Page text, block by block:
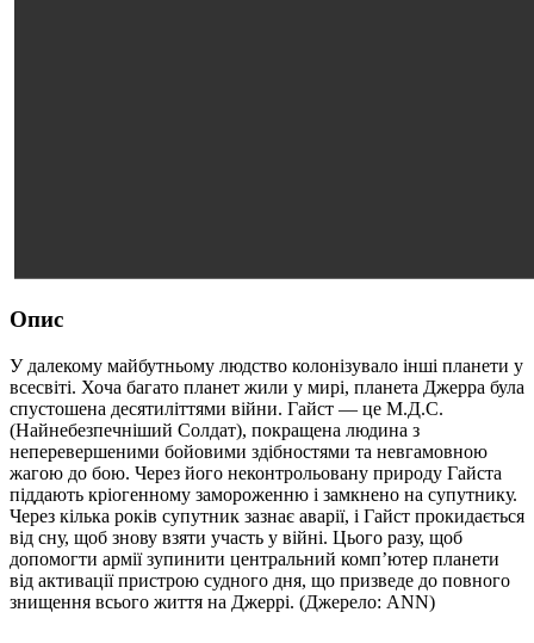
Опис
У далекому майбутньому людство колонізувало інші планети у
всесвіті. Хоча багато планет жили у мирі, планета Джерра була
спустошена десятиліттями війни. Гайст — це М.Д.С.
(Найнебезпечніший Солдат), покращена людина з
неперевершеними бойовими здібностями та невгамовною
жагою до бою. Через його неконтрольовану природу Гайста
піддають кріогенному замороженню і замкнено на супутнику.
Через кілька років супутник зазнає аварії, і Гайст прокидається
від сну, щоб знову взяти участь у війні. Цього разу, щоб
допомогти армії зупинити центральний комп’ютер планети
від активації пристрою судного дня, що призведе до повного
знищення всього життя на Джеррі. (Джерело: ANN)